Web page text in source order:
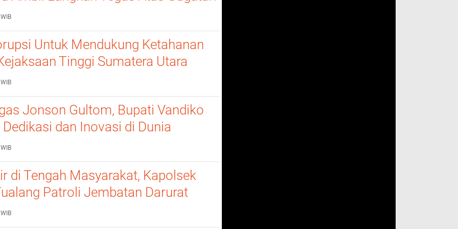
Untuk Mendukung Ketahanan
Tinggi Sumatera Utara
Hukum Pada Dinas
Dan Ketahanan Pangan
Jonson Gultom, Bupati Vandiko
dan Inovasi di Dunia
di Tengah Masyarakat, Kapolsek
Patroli Jembatan Darurat
Tangkahan